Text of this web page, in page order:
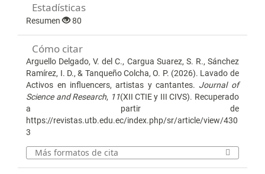
Estadísticas
Resumen 80
Cómo citar
Arguello Delgado, V. del C., Cargua Suarez, S. R., Sánchez
Ramírez, I. D., & Tanqueño Colcha, O. P. (2026). Lavado de
Activos en influencers, artistas y cantantes. Journal of
Science and Research, 11(XII CTIE y III CIVS). Recuperado
a partir de
https://revistas.utb.edu.ec/index.php/sr/article/view/430
3
Más formatos de cita